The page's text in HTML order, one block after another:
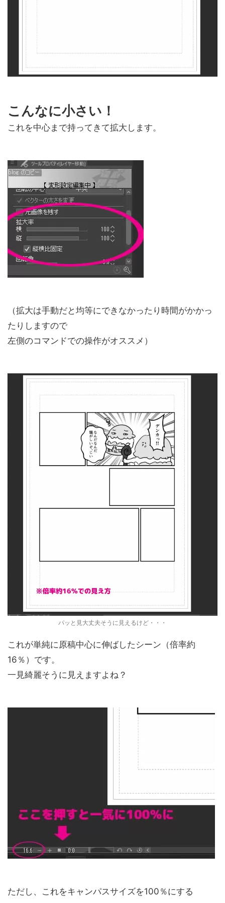
こんなに小さい！
これを中心まで持ってきて拡大します。
（拡大は手動だと均等にできなかったり時間がかかっ
たりしますので
左側のコマンドでの操作がオススメ）
パッと見大丈夫そうに見えるけど・・・
これが単純に原稿中心に伸ばしたシーン（倍率約
16％）です。
一見綺麗そうに見えますよね？
ただし、これをキャンパスサイズを100％にする